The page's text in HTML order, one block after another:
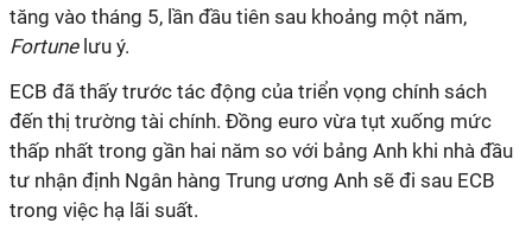
tăng vào tháng 5, lần đầu tiên sau khoảng một năm,
Fortunelưu ý.
ECB đã thấy trước tác động của triển vọng chính sách
đến thị trường tài chính. Đồng euro vừa tụt xuống mức
thấp nhất trong gần hai năm so với bảng Anh khi nhà đầu
tư nhận định Ngân hàng Trung ương Anh sẽ đi sau ECB
trong việc hạ lãi suất.